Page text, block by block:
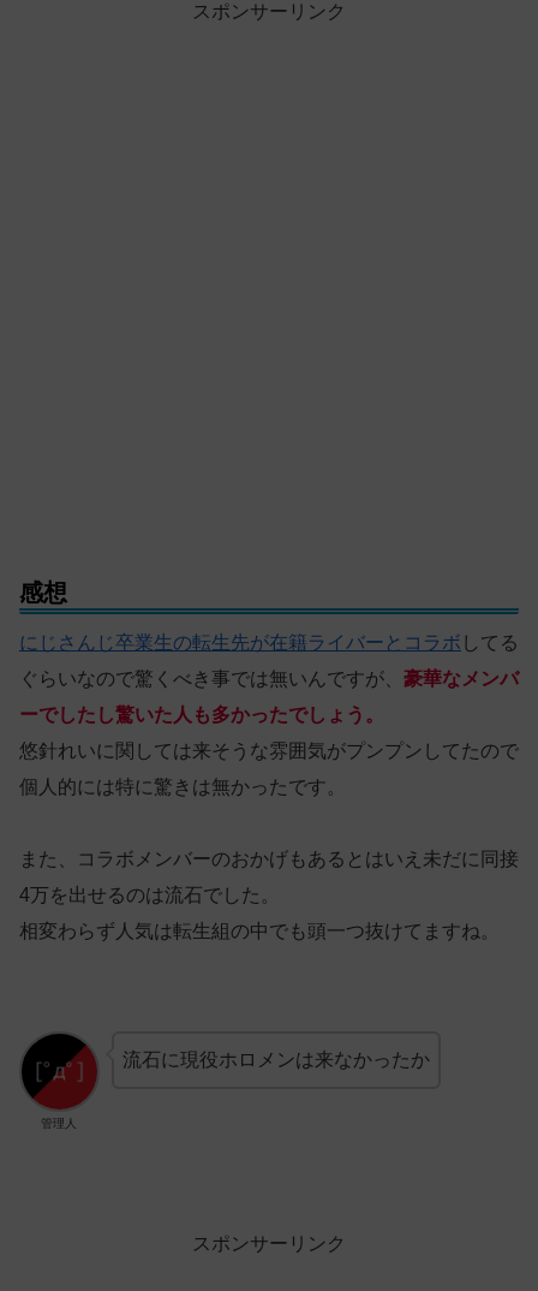
スポンサーリンク
感想
にじさんじ卒業生の転生先が在籍ライバーとコラボ してる
ぐらいなので驚くべき事では無いんですが、 豪華なメンバ
ーでしたし驚いた人も多かったでしょう。
悠針れいに関しては来そうな雰囲気がプンプンしてたので
個人的には特に驚きは無かったです。
また、コラボメンバーのおかげもあるとはいえ未だに同接
4万を出せるのは流石でした。
相変わらず人気は転生組の中でも頭一つ抜けてますね。
管理人
流石に現役ホロメンは来なかったか
スポンサーリンク